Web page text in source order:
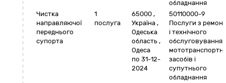
обладнання
Чистка
направляючої
переднього
супорта
1
послуга
65000 ,
Україна ,
Одеська
область ,
Одеса
по 31-12-
2024
50110000-9
Послуги з
і технічного
обслуговування
засобів і
супутнього
обладнання